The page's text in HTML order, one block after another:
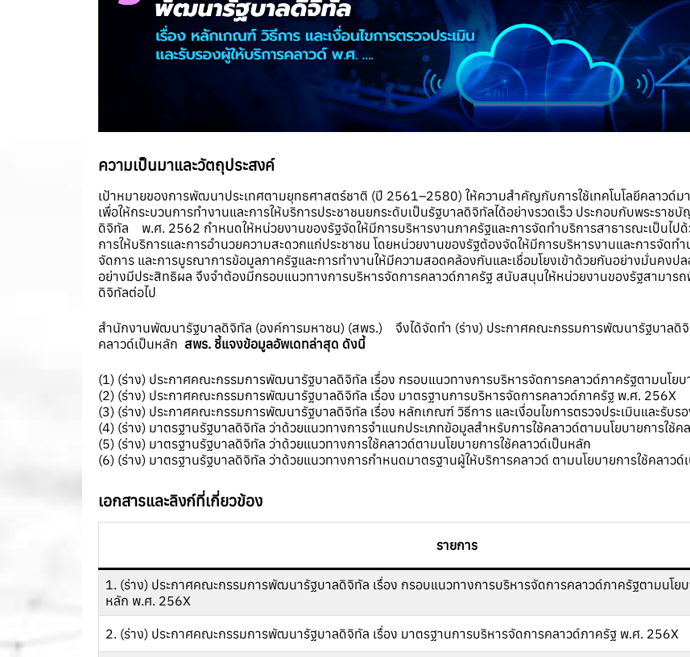
ความเป็นมาและวัตถุประสงค์
เป้าหมายของการพัฒนาประเทศตามยุทธศาสตร์ชาติ (ปี 2561–2580) ให้ความสำคัญกับการใช้เทคโนโลยีคลาวด์
เพื่อให้กระบวนการทำงานและการให้บริการประชาชนยกระดับเป็นรัฐบาลดิจิทัลได้อย่างรวดเร็ว ประกอบกับพระรา
ดิจิทัล พ.ศ. 2562 กำหนดให้หน่วยงานของรัฐจัดให้มีการบริหารงานภาครัฐและการจัดทำบริการสาธารณะเป็นไป
การให้บริการและการอำนวยความสะดวกแก่ประชาชน โดยหน่วยงานของรัฐต้องจัดให้มีการบริหารงานและการจัด
จัดการ และการบูรณาการข้อมูลภาครัฐและการทำงานให้มีความสอดคล้องกันและเชื่อมโยงเข้าด้วยกันอย่างมั่นคงป
อย่างมีประสิทธิผล จึงจำต้องมีกรอบแนวทางการบริหารจัดการคลาวด์ภาครัฐ สนับสนุนให้หน่วยงานของรัฐสามาร
ดิจิทัลต่อไป
สำนักงานพัฒนารัฐบาลดิจิทัล (องค์การมหาชน) (สพร.) จึงได้จัดทำ (ร่าง) ประกาศคณะกรรมการพัฒนารัฐบาลดิจิ
คลาวด์เป็นหลัก สพร. ชี้แจงข้อมูลอัพเดทล่าสุด ดังนี้
(1) (ร่าง) ประกาศคณะกรรมการพัฒนารัฐบาลดิจิทัล เรื่อง กรอบแนวทางการบริหารจัดการคลาวด์ภาครัฐตามนโย
(2) (ร่าง) ประกาศคณะกรรมการพัฒนารัฐบาลดิจิทัล เรื่อง มาตรฐานการบริหารจัดการคลาวด์ภาครัฐ พ.ศ. 256X
(3) (ร่าง) ประกาศคณะกรรมการพัฒนารัฐบาลดิจิทัล เรื่อง หลักเกณฑ์ วิธีการ และเงื่อนไขการตรวจประเมินและรับ
(4) (ร่าง) มาตรฐานรัฐบาลดิจิทัล ว่าด้วยแนวทางการจำแนกประเภทข้อมูลสำหรับการใช้คลาวด์ตามนโยบายการใช้ค
(5) (ร่าง) มาตรฐานรัฐบาลดิจิทัล ว่าด้วยแนวทางการใช้คลาวด์ตามนโยบายการใช้คลาวด์เป็นหลัก
(6) (ร่าง) มาตรฐานรัฐบาลดิจิทัล ว่าด้วยแนวทางการกำหนดมาตรฐานผู้ให้บริการคลาวด์ ตามนโยบายการใช้คลาวด์
เอกสารและลิงก์ที่เกี่ยวข้อง
รายการ
1. (ร่าง) ประกาศคณะกรรมการพัฒนารัฐบาลดิจิทัล เรื่อง กรอบแนวทางการบริหารจัดการคลาวด์ภาครัฐตามนโยบ
หลัก พ.ศ. 256X
2. (ร่าง) ประกาศคณะกรรมการพัฒนารัฐบาลดิจิทัล เรื่อง มาตรฐานการบริหารจัดการคลาวด์ภาครัฐ พ.ศ. 256X